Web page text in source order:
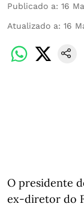
Publicado a: 16
Atualizado a: 16
O presidente
ex-diretor do